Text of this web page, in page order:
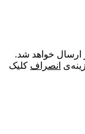
خواهد شد.
انصرافکلیک